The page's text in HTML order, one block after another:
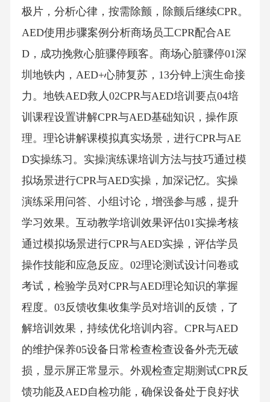
极片，分析心律，按需除颤，除颤后继续CPR。
AED使用步骤案例分析商场员工CPR配合AE
D，成功挽救心脏骤停顾客。商场心脏骤停01深
圳地铁内，AED+心肺复苏，13分钟上演生命接
力。地铁AED救人02CPR与AED培训要点04培
训课程设置讲解CPR与AED基础知识，操作原
理。理论讲解课模拟真实场景，进行CPR与AE
D实操练习。实操演练课培训方法与技巧通过模
拟场景进行CPR与AED实操，加深记忆。实操
演练采用问答、小组讨论，增强参与感，提升
学习效果。互动教学培训效果评估01实操考核
通过模拟场景进行CPR与AED实操，评估学员
操作技能和应急反应。02理论测试设计问卷或
考试，检验学员对CPR与AED理论知识的掌握
程度。03反馈收集收集学员对培训的反馈，了
解培训效果，持续优化培训内容。CPR与AED
的维护保养05设备日常检查检查设备外壳无破
损，显示屏正常显示。外观检查定期测试CPR反
馈功能及AED自检功能，确保设备处于良好状